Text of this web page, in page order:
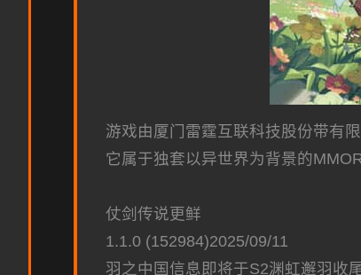
游戏由厦门雷霆互联科技股份带有
它属于独套以异世界为背景的
仗剑传说更鲜
1.1.0 (152984)2025/09/11
羽之中国信息即将于S2渊虹邂羽收